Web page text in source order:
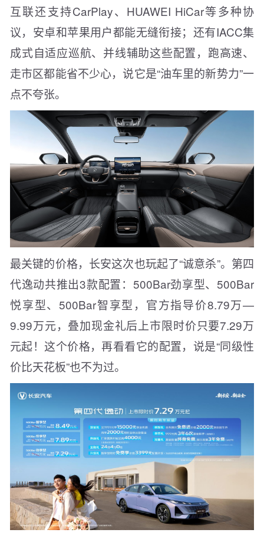
互联还支持CarPlay、HUAWEI HiCar等多种协
议，安卓和苹果用户都能无缝衔接；还有IACC集
成式自适应巡航、并线辅助这些配置，跑高速、
走市区都能省不少心，说它是“油车里的新势力”一
点不夸张。
最关键的价格，长安这次也玩起了“诚意杀”。第四
代逸动共推出3款配置：500Bar劲享型、500Bar
悦享型、500Bar智享型，官方指导价8.79万—
9.99万元，叠加现金礼后上市限时价只要7.29万
元起！这个价格，再看看它的配置，说是“同级性
价比天花板”也不为过。